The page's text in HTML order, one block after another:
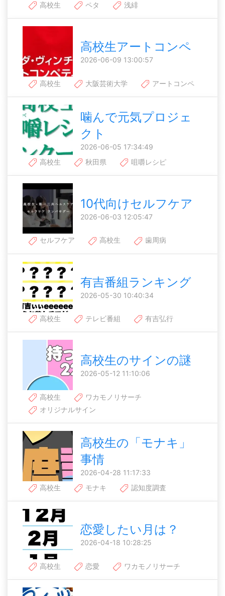
高校生
ペタ 浅緋
高校生アートコンペ
2026-06-09 13:00:57
高校生 大阪芸術大学 アートコンペ
噛んで元気プロジェ
クト
2026-06-05 17:34:49
高校生
秋田県 咀嚼レシピ
10代向けセルフケア
2026-06-03 12:05:47
セルフケア 高校生 歯周病
有吉番組ランキング
2026-05-30 10:40:34
高校生 テレビ番組 有吉弘行
高校生のサインの謎
2026-05-12 11:10:06
高校生
ワカモノリサーチ
オリジナルサイン
高校生の「モナキ」
事情
2026-04-28 11:17:33
高校生
モナキ 認知度調査
恋愛したい月は？
2026-04-18 10:28:25
高校生 恋愛 ワカモノリサーチ